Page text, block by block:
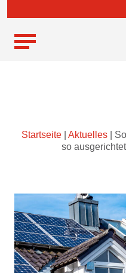
Startseite Aktuelles
so